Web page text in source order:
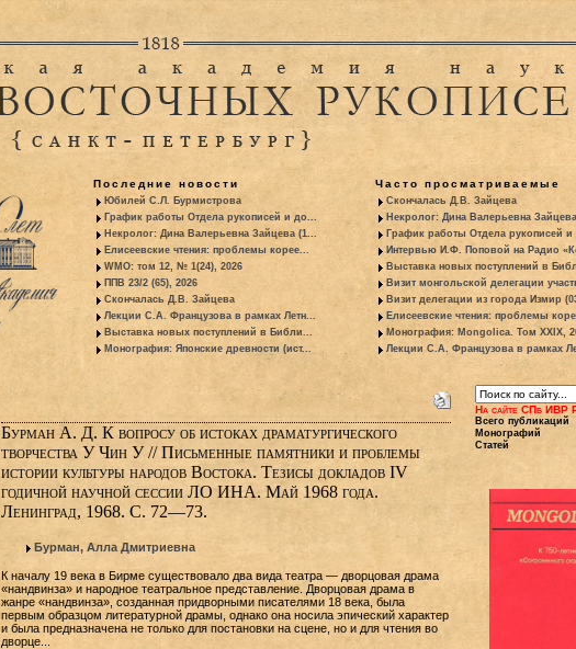
Последние новости
Юбилей С.Л. Бурмистрова
График работы Отдела рукописей и до...
Некролог: Дина Валерьевна Зайцева (1...
Елисеевские чтения: проблемы корее...
WMO: том 12, № 1(24), 2026
ППВ 23/2 (65), 2026
Скончалась Д.В. Зайцева
Лекции С.А. Французова в рамках Летн...
Выставка новых поступлений в Библи...
Монография: Японские древности (ист...
Часто просматриваемые
Скончалась Д.В. Зайцева
Некролог: Дина Валерьевна
График работы Отдела рукописей и
Интервью И.Ф. Поповой на Радио
Выставка новых поступлений в
Визит монгольской делегации
Визит делегации из города Измир
Елисеевские чтения: проблемы
Монография: Mongolica. Том XXIX,
Лекции С.А. Французова в рамках
Бурман А. Д. К вопросу об истоках драматургического
творчества У Чин У // Письменные памятники и проблемы
истории культуры народов Востока. Тезисы докладов IV
годичной научной сессии ЛО ИНА. Май 1968 года.
Ленинград, 1968. C. 72—73.
Бурман, Алла Дмитриевна
К началу 19 века в Бирме существовало два вида театра — дворцовая драма
«нандвинза» и народное театральное представление. Дворцовая драма в
жанре «нандвинза», созданная придворными писателями 18 века, была
первым образцом литературной драмы, однако она носила эпический характер
и была предназначена не только для постановки на сцене, но и для чтения во
дворце...
На сайте СПб ИВР
Всего публикаций
Монографий
Статей